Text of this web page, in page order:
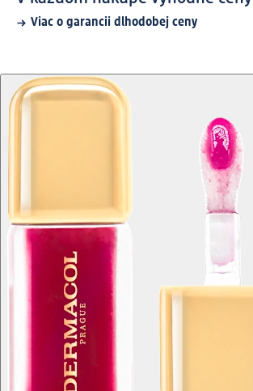
Viac o garancii dlhodobej ceny